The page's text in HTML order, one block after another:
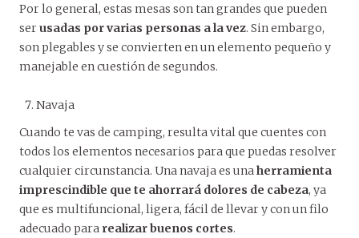
Por lo general, estas mesas son tan grandes que pueden
serusadas por varias personas a la vez. Sin embargo,
son plegables y se convierten en un elemento pequeño y
manejable en cuestión de segundos.
Navaja
Cuando te vas de camping, resulta vital que cuentes con
todos los elementos necesarios para que puedas resolver
cualquier circunstancia. Una navaja es unaherramienta
imprescindible que te ahorrará dolores de cabeza, ya
que es multifuncional, ligera, fácil de llevar y con un filo
adecuado para realizar buenos cortes.